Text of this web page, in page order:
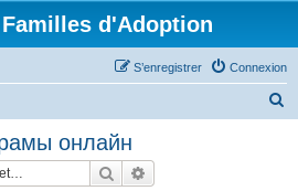
d'Adoption
Connexion
S’enregistrer
онлайн
Rechercher